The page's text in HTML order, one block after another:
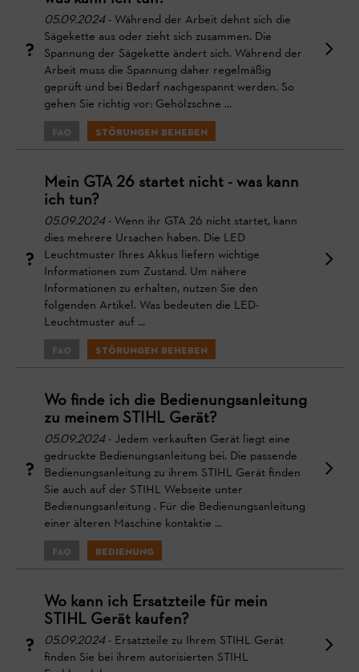
05.09.2024- Während der Arbeit dehnt sich die
Sägekette aus oder zieht sich zusammen. Die
Spannung der Sägekette ändert sich. Während der
Arbeit muss die Spannung daher regelmäßig
geprüft und bei Bedarf nachgespannt werden. So
gehen Sie richtig vor: Gehölzschne ...
FAQ Störungen beheben
Mein GTA 26 startet nicht - was kann
ich tun?
05.09.2024- Wenn ihr GTA 26 nicht startet, kann
dies mehrere Ursachen haben. Die LED
Leuchtmuster Ihres Akkus liefern wichtige
Informationen zum Zustand. Um nähere
Informationen zu erhalten, nutzen Sie den
folgenden Artikel. Was bedeuten die LED-
Leuchtmuster auf ...
FAQ Störungen beheben
Wo finde ich die Bedienungsanleitung
zu meinem STIHL Gerät?
05.09.2024- Jedem verkauften Gerät liegt eine
gedruckte Bedienungsanleitung bei. Die passende
Bedienungsanleitung zu ihrem STIHL Gerät finden
Sie auch auf der STIHL Webseite unter
Bedienungsanleitung . Für die Bedienungsanleitung
einer älteren Maschine kontaktie ...
FAQ Bedienung
Wo kann ich Ersatzteile für mein
STIHL Gerät kaufen?
05.09.2024- Ersatzteile zu Ihrem STIHL Gerät
finden Sie bei ihrem autorisierten STIHL